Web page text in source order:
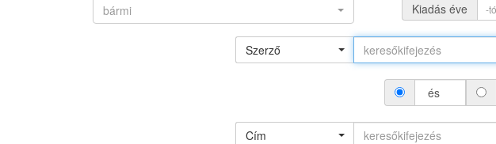
bármi
Kiadás éve
Szerző
és
Cím